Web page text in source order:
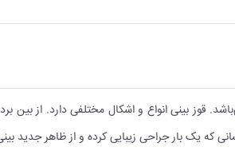
قوز بینی انواع و اشکال مختلفی دارد. از
که یک بار جراحی زیبایی کرده و از ظاهر جدید